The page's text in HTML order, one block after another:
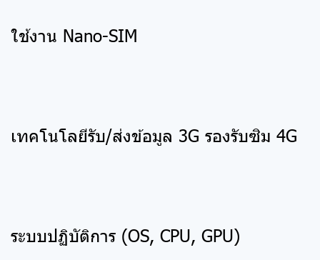
ใช้งาน Nano-SIM
เทคโนโลยีรับ/ส่งข้อมูล 3G รองรับซิม 4G
ระบบปฏิบัติการ (OS, CPU, GPU)